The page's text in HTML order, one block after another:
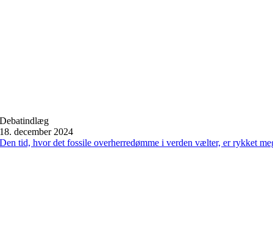
Debatindlæg
18. december 2024
Den tid, hvor det fossile overherredømme i verden vælter, er rykket